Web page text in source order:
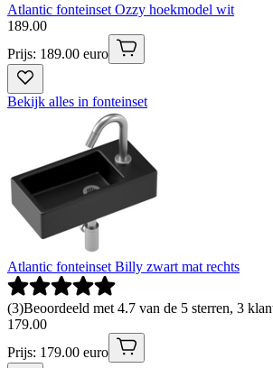
Atlantic fonteinset Ozzy hoekmodel wit
189.00
Prijs: 189.00 euro
Bekijk alles in fonteinset
Atlantic fonteinset Billy zwart mat rechts
(3)Beoordeeld met 4.7 van de 5 sterren, 3
179.00
Prijs: 179.00 euro